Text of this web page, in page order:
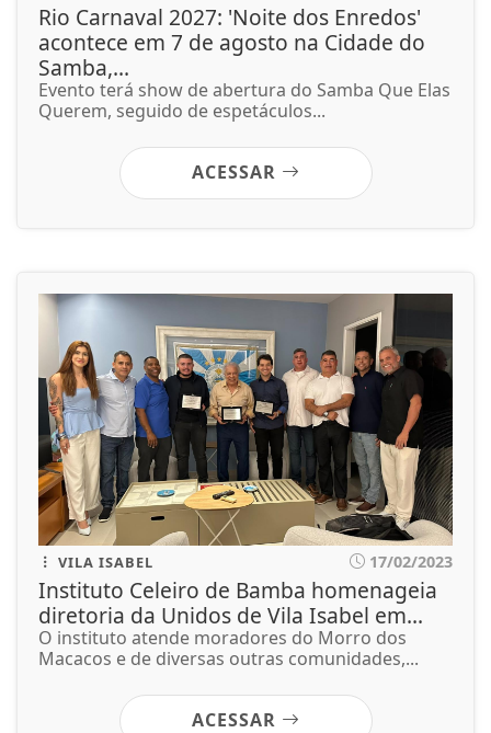
Rio Carnaval 2027: 'Noite dos Enredos'
acontece em 7 de agosto na Cidade do
Samba,...
Evento terá show de abertura do Samba Que Elas
Querem, seguido de espetáculos...
ACESSAR
VILA ISABEL 17/02/2023
Instituto Celeiro de Bamba homenageia
diretoria da Unidos de Vila Isabel em...
O instituto atende moradores do Morro dos
Macacos e de diversas outras comunidades,...
ACESSAR